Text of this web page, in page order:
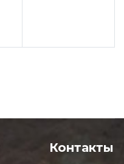
Контакты